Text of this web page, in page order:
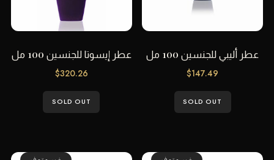
عطر أليبي للجنسين 100 مل
$147.49
SOLD OUT
عطر إيسوتا للجنسين 100 مل
$320.26
SOLD OUT